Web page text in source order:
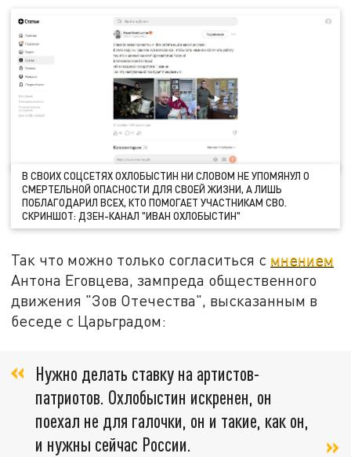
В СВОИХ СОЦСЕТЯХ ОХЛОБЫСТИН НИ СЛОВОМ НЕ УПОМЯНУЛ О
СМЕРТЕЛЬНОЙ ОПАСНОСТИ ДЛЯ СВОЕЙ ЖИЗНИ, А ЛИШЬ
ПОБЛАГОДАРИЛ ВСЕХ, КТО ПОМОГАЕТ УЧАСТНИКАМ СВО.
СКРИНШОТ: ДЗЕН-КАНАЛ "ИВАН ОХЛОБЫСТИН"
Так что можно только согласиться с мнением
Антона Еговцева, зампреда общественного
движения "Зов Отечества", высказанным в
беседе с Царьградом:
Нужно делать ставку на артистов-
патриотов. Охлобыстин искренен, он
поехал не для галочки, он и такие, как он,
и нужны сейчас России.